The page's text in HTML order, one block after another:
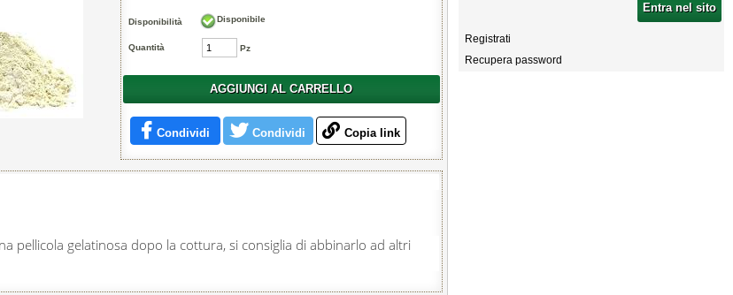
Disponibilità Disponibile
Quantità Pz
AGGIUNGI AL CARRELLO
Condividi Condividi Copia link
pellicola gelatinosa dopo la cottura, si consiglia di abbinarlo ad altri
Entra nel sito
Registrati
Recupera password